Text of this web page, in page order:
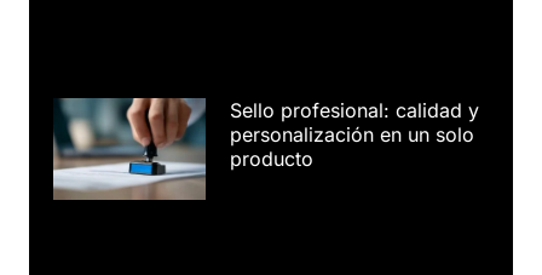
Sello profesional: calidad y
personalización en un solo
producto